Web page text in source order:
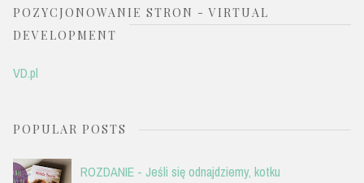
POZYCJONOWANIE STRON - VIRTUAL
DEVELOPMENT
VD.pl
POPULAR POSTS
ROZDANIE - Jeśli się odnajdziemy, kotku